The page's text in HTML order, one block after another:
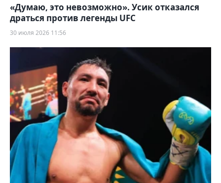
«Думаю, это невозможно». Усик отказался
драться против легенды UFC
30 июля 2026 11:56